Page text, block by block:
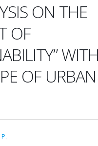
ON THE
OF
OF URBAN